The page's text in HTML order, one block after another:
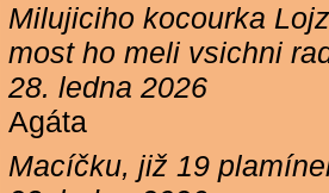
Milujiciho kocourka
most ho meli vsichni
28. ledna 2026
Agáta
Macíčku, již 19